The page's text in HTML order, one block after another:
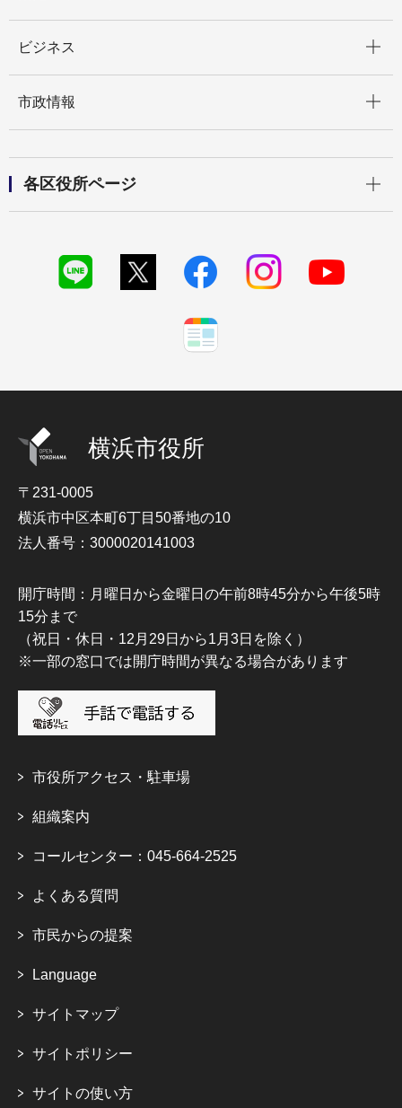
ビジネス
市政情報
各区役所ページ
横浜市役所
〒231-0005
横浜市中区本町6丁目50番地の10
法人番号：3000020141003
開庁時間：月曜日から金曜日の午前8時45分から午後5時
15分まで
（祝日・休日・12月29日から1月3日を除く）
※一部の窓口では開庁時間が異なる場合があります
市役所アクセス・駐車場
組織案内
コールセンター：045-664-2525
よくある質問
市民からの提案
Language
サイトマップ
サイトポリシー
サイトの使い方